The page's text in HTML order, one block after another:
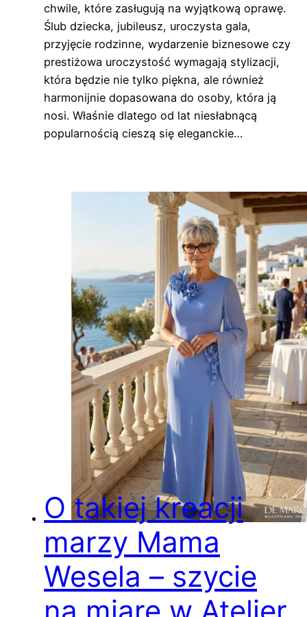
chwile, które zasługują na wyjątkową oprawę.
Ślub dziecka, jubileusz, uroczysta gala,
przyjęcie rodzinne, wydarzenie biznesowe czy
prestiżowa uroczystość wymagają stylizacji,
która będzie nie tylko piękna, ale również
harmonijnie dopasowana do osoby, która ją
nosi. Właśnie dlatego od lat niesłabnącą
popularnością cieszą się eleganckie…
O takiej kreacji
marzy Mama
Wesela – szycie